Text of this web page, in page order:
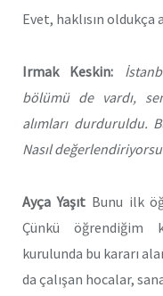
Evet, haklısın oldukça
Irmak Keskin:
bölümü de vardı,
alımları durduruldu.
Nasıl
Ayça Yaşıt Bunu ilk
Çünkü öğrendiğim
kurulunda bu kararı
da çalışan hocalar,